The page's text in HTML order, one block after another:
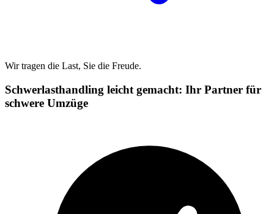
Wir tragen die Last, Sie die Freude.
Schwerlasthandling leicht gemacht: Ihr Partner für
schwere Umzüge